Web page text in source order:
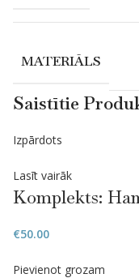
MATERIĀLS
Saistītie
Izpārdots
Lasīt vairāk
Komplekts:
€50.00
Pievienot grozam